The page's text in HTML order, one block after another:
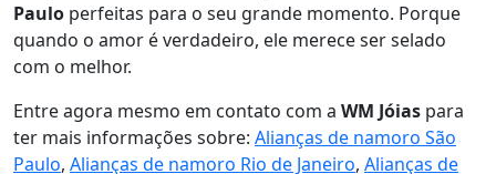
Paulo perfeitas para o seu grande momento. Porque
quando o amor é verdadeiro, ele merece ser selado
com o melhor.
Entre agora mesmo em contato com a WM Jóias para
ter mais informações sobre: Alianças de namoro São
Paulo, Alianças de namoro Rio de Janeiro, Alianças de